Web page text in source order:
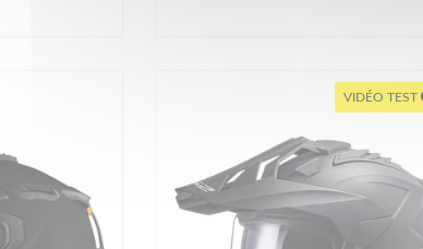
VIDÉO TEST